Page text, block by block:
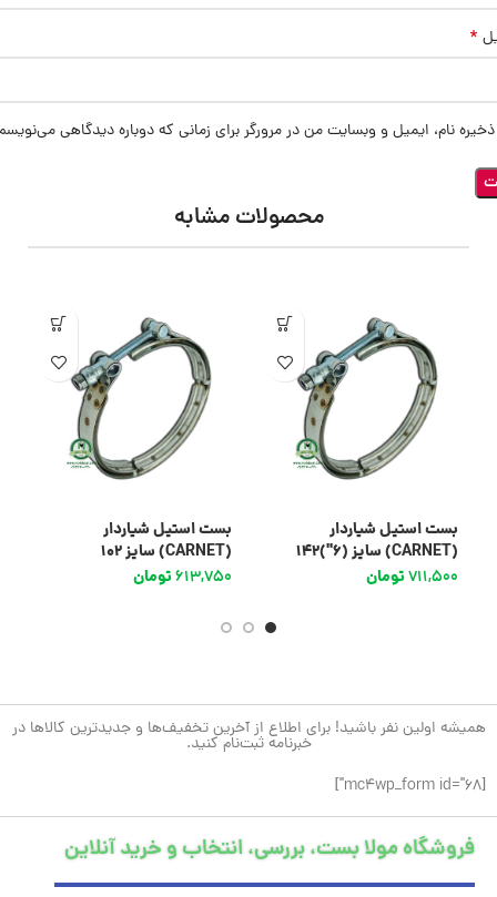
*
ذخیره نام، ایمیل و وبسایت من در مرورگر برای زمانی که دوباره دیدگاهی
محصولات مشابه
بست استیل شیاردار
(CARNET) سایز (6″)142
711,500تومان
بست استیل شیاردار
(CARNET) سایز 102
613,750تومان
همیشه اولین نفر باشید! برای اطلاع از آخرین تخفیف‌ها و جدیدترین کالاها در
خبرنامه ثبت‌نام کنید.
[mc4wp_form id="68"]
فروشگاه مولا بست، بررسی، انتخاب و خرید آنلاین